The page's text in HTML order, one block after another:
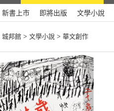
新書上市 即將出版 文學小說
城邦館 > 文學小說 > 華文創作